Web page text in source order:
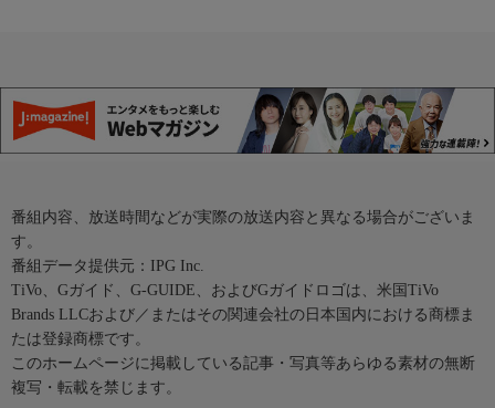
番組内容、放送時間などが実際の放送内容と異なる場合がございま
す。
番組データ提供元：IPG Inc.
TiVo、Gガイド、G-GUIDE、およびGガイドロゴは、米国TiVo
Brands LLCおよび／またはその関連会社の日本国内における商標ま
たは登録商標です。
このホームページに掲載している記事・写真等あらゆる素材の無断
複写・転載を禁じます。